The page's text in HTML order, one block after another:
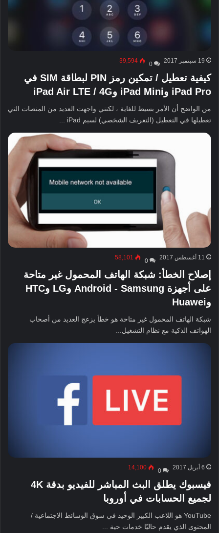
19 سبتمبر 2017 0
39,594
كيفية تعطيل / تمكين رمز PIN لبطاقة SIM في
iPad Pro وiPad Mini وiPad Air LTE / 4G
من الواضح أن الأمر بسيط للغاية ، لكنني واجهت العديد من المنصات التي
تعطيلها في التعطيل (التعريف الشخصي) لسيم iPad ...
11 أغسطس 2017 0
58,101
إصلاح الخطأ: شبكة الهاتف المحمول غير متاحة
على أجهزة Android - Samsung وLG وHTC
وHuawei
شبكة الهاتف المحمول غير متاحة هو خطأ يزعج العديد من أصحاب
الهواتف الذكية مع نظام التشغيل...
6 أبريل 2017 0
14,100
فيسبوك يطلق البث المباشر للفيديو بدقة 4K
لجميع الحسابات في أوروبا
YouTube هو اللاعب الكبير الوحيد في سوق الوسائط الاجتماعية /
المحتوى الذي يقدم حاليًا خدمات حية ...